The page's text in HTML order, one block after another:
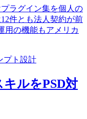
ラグイン集を個人の
件とも法人契約が前
用の機能もアメリカ
プト設計
キルをPSD対